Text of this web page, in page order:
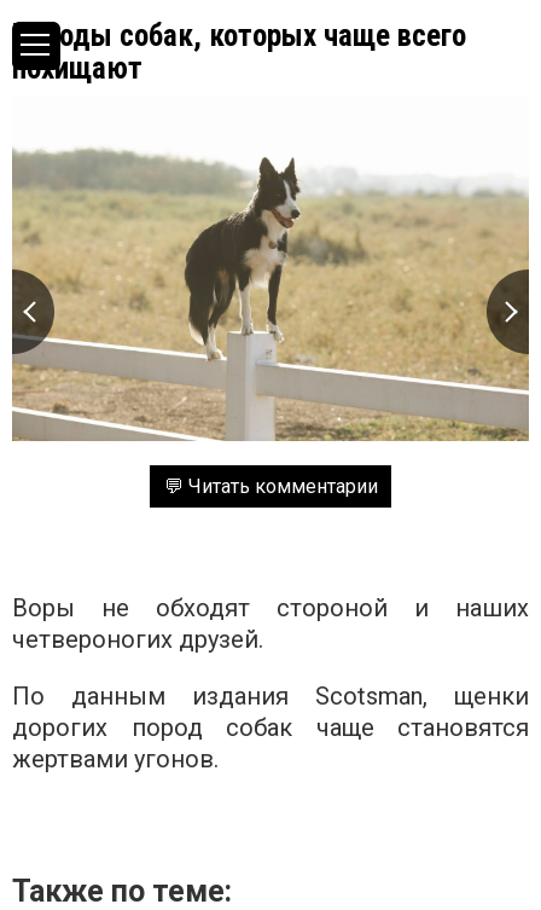
Породы собак, которых чаще всего
похищают
💬 Читать комментарии
Воры не обходят стороной и наших
четвероногих друзей.
По данным издания Scotsman, щенки
дорогих пород собак чаще становятся
жертвами угонов.
Также по теме: